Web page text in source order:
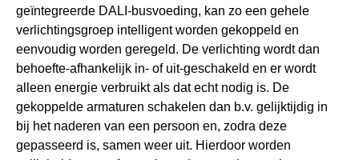
geïntegreerde DALI-busvoeding, kan zo een gehele
verlichtingsgroep intelligent worden gekoppeld en
eenvoudig worden geregeld. De verlichting wordt dan
behoefte-afhankelijk in- of uit-geschakeld en er wordt
alleen energie verbruikt als dat echt nodig is. De
gekoppelde armaturen schakelen dan b.v. gelijktijdig in
bij het naderen van een persoon en, zodra deze
gepasseerd is, samen weer uit. Hierdoor worden